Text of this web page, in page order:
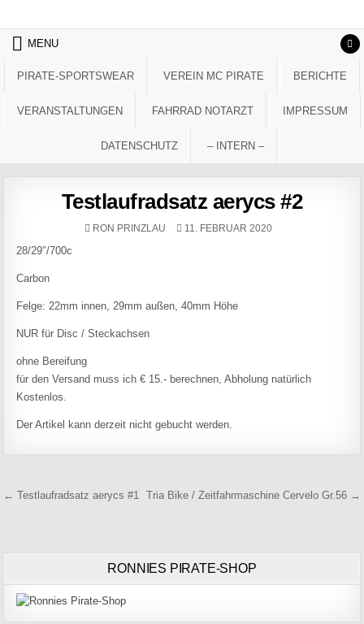
MENU
PIRATE-SPORTSWEAR VEREIN MC PIRATE BERICHTE
VERANSTALTUNGEN FAHRRAD NOTARZT IMPRESSUM
DATENSCHUTZ – INTERN –
Testlaufradsatz aerycs #2
AUTHOR:
RON PRINZLAU PUBLISHED DATE:
11. FEBRUAR 2020
28/29″/700c
Carbon
Felge: 22mm innen, 29mm außen, 40mm Höhe
NUR für Disc / Steckachsen
ohne Bereifung
für den Versand muss ich € 15.- berechnen, Abholung natürlich
Kostenlos.
Der Artikel kann derzeit nicht gebucht werden.
Beitragsnavigation
← Testlaufradsatz aerycs #1 Tria Bike / Zeitfahrmaschine Cervelo Gr.56 →
RONNIES PIRATE-SHOP